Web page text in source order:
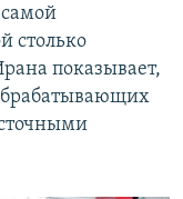
столько
показывает,